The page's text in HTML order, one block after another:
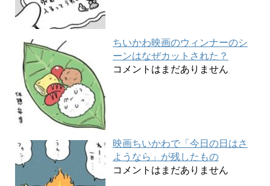
ちいかわ映画のウィンナーのシ
ーンはなぜカットされた？
コメントはまだありません
映画ちいかわで「今日の日はさ
ようなら」が残したもの
コメントはまだありません